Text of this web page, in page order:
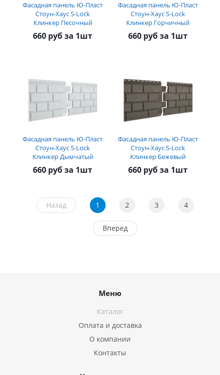
Фасадная панель Ю-Пласт
Стоун-Хаус S-Lock
Клинкер Песочный
660 руб за 1шт
Фасадная панель Ю-Пласт
Стоун-Хаус S-Lock
Клинкер Горчичный
660 руб за 1шт
Фасадная панель Ю-Пласт
Стоун-Хаус S-Lock
Клинкер Дымчатый
660 руб за 1шт
Фасадная панель Ю-Пласт
Стоун-Хаус S-Lock
Клинкер Бежевый
660 руб за 1шт
Назад 1 2 3 4
Вперед
Меню
Каталог
Оплата и доставка
О компании
Контакты